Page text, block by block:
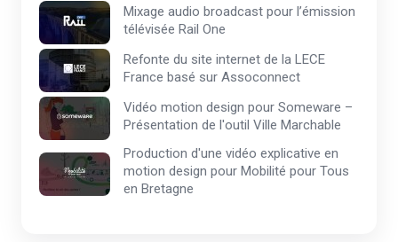
Mixage audio broadcast pour l’émission
télévisée Rail One
Refonte du site internet de la LECE
France basé sur Assoconnect
Vidéo motion design pour Someware –
Présentation de l'outil Ville Marchable
Production d'une vidéo explicative en
motion design pour Mobilité pour Tous
en Bretagne